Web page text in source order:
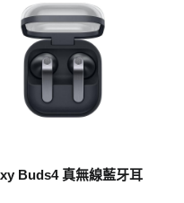
Buds4 真無線藍牙耳